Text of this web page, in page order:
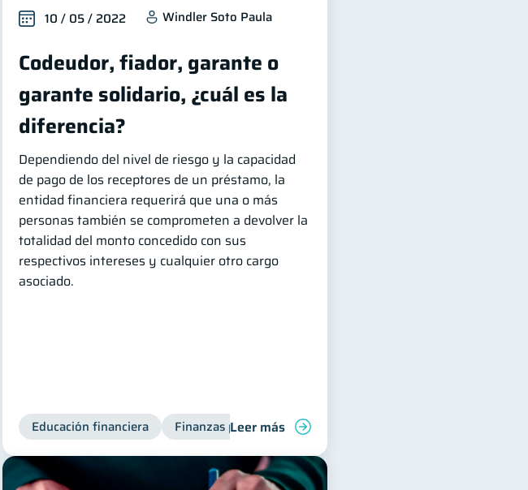
10 / 05 / 2022 Windler Soto Paula
Codeudor, fiador, garante o
garante solidario, ¿cuál es la
diferencia?
Dependiendo del nivel de riesgo y la capacidad
de pago de los receptores de un préstamo, la
entidad financiera requerirá que una o más
personas también se comprometen a devolver la
totalidad del monto concedido con sus
respectivos intereses y cualquier otro cargo
asociado.
Educación financiera Finanzas personales
Leer más